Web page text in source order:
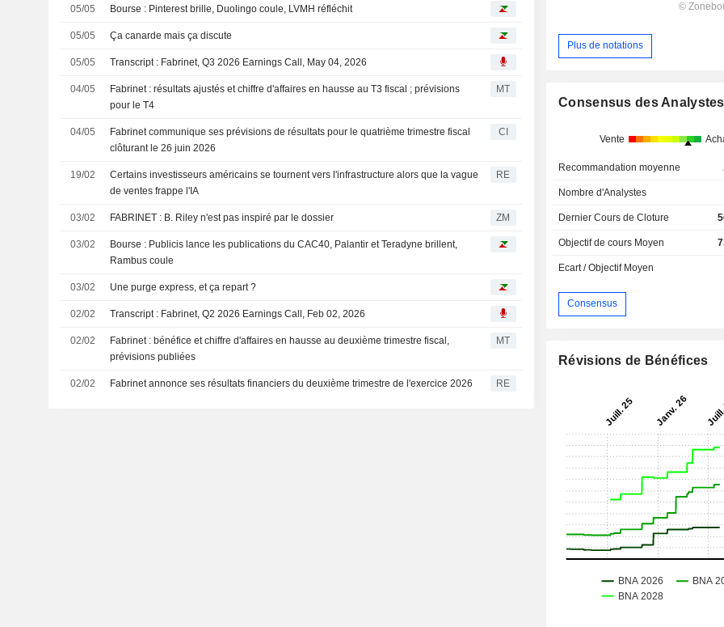
05/05 Bourse : Pinterest brille, Duolingo coule, LVMH réfléchit
05/05 Ça canarde mais ça discute
05/05 Transcript : Fabrinet, Q3 2026 Earnings Call, May 04, 2026
04/05
Fabrinet : résultats ajustés et chiffre d'affaires en hausse au T3 fiscal ; prévisions
pour le T4
MT
04/05
Fabrinet communique ses prévisions de résultats pour le quatrième trimestre fiscal
clôturant le 26 juin 2026
CI
19/02
Certains investisseurs américains se tournent vers l'infrastructure alors que la vague
de ventes frappe l'IA
RE
03/02 FABRINET : B. Riley n'est pas inspiré par le dossier ZM
03/02
Bourse : Publicis lance les publications du CAC40, Palantir et Teradyne brillent,
Rambus coule
03/02 Une purge express, et ça repart ?
02/02 Transcript : Fabrinet, Q2 2026 Earnings Call, Feb 02, 2026
02/02
Fabrinet : bénéfice et chiffre d'affaires en hausse au deuxième trimestre fiscal,
prévisions publiées
MT
02/02 Fabrinet annonce ses résultats financiers du deuxième trimestre de l'exercice 2026 RE
Plus de notations
Consensus des Analystes
Vente
Recommandation moyenne
Nombre d'Analystes
Dernier Cours de Cloture
Objectif de cours Moyen
Ecart / Objectif Moyen
Consensus
Révisions de Bénéfices